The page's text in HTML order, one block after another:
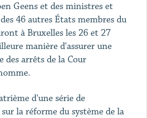
Geens et des ministres et
46 autres États membres du
à Bruxelles les 26 et 27
manière d'assurer une
des arrêts de la Cour
d'une série de
la réforme du système de la